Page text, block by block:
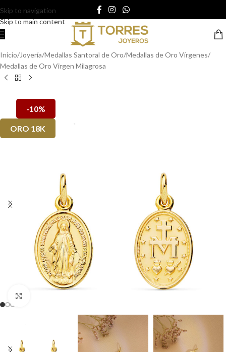
Skip to navigation
Skip to main content
Inicio/Joyería/Medallas Santoral de Oro/Medallas de Oro Vírgenes/
Medallas de Oro Virgen Milagrosa
-10%
ORO 18K